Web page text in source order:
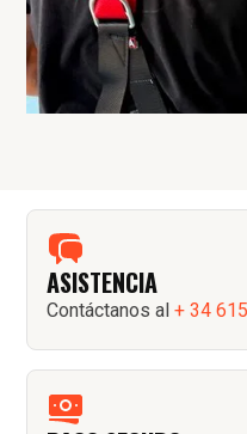
ASISTENCIA
Contáctanos al+ 34